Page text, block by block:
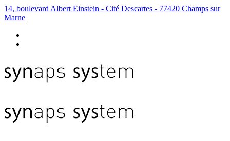
14, boulevard Albert Einstein - Cité Descartes - 77420 Champs sur
Marne